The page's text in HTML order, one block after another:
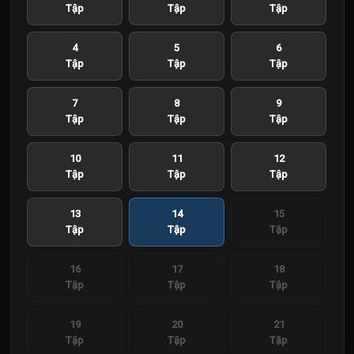
Tập
Tập
Tập
4
Tập
5
Tập
6
Tập
7
Tập
8
Tập
9
Tập
10
Tập
11
Tập
12
Tập
13
Tập
14
Tập
15
Tập
16
Tập
17
Tập
18
Tập
19
Tập
20
Tập
21
Tập